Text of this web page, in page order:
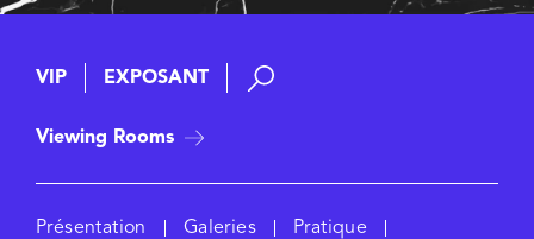
VIP EXPOSANT
Viewing Rooms
Présentation Galeries Pratique